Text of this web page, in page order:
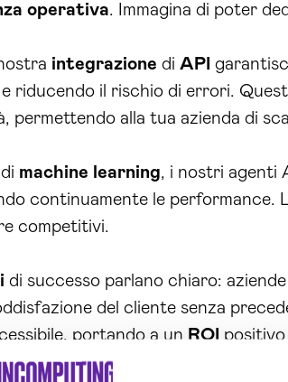
operativa. Immagina di poter
integrazione di API
e riducendo il rischio di errori.
permettendo alla tua azienda di
machine learning, i nostri agenti
continuamente le performance.
competitivi.
di successo parlano chiaro:
del cliente senza
portando a un ROI positivo
può fare la differenza per